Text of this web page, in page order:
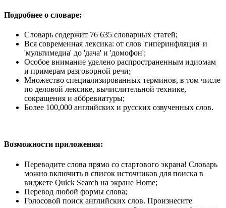
Подробнее о словаре:
Словарь содержит 76 635 словарных статей;
Вся современная лексика: от слов 'гиперинфляция' и
'мультимедиа' до 'дача' и 'домофон';
Особое внимание уделено распространенным идиомам
и примерам разговорной речи;
Множество специализированных терминов, в том числе
по деловой лексике, вычислительной технике,
сокращения и аббревиатуры;
Более 100,000 английских и русских озвученных слов.
Возможности приложения:
Переводите слова прямо со стартового экрана! Словарь
можно включить в список источников для поиска в
виджете Quick Search на экране Home;
Перевод любой формы слова;
Голосовой поиск английских слов. Произнесите